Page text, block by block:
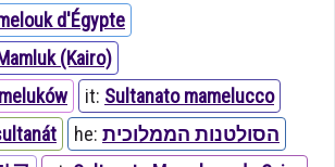
d'Égypte
(Kairo)
it: Sultanato mamelucco
he: הסולטנות הממלוכית